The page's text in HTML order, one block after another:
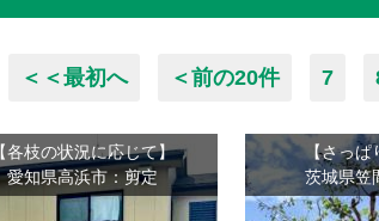
＜＜最初へ ＜前の20件 7
【各枝の状況に応じて】
愛知県高浜市：剪定
【さっぱ
茨城県笠